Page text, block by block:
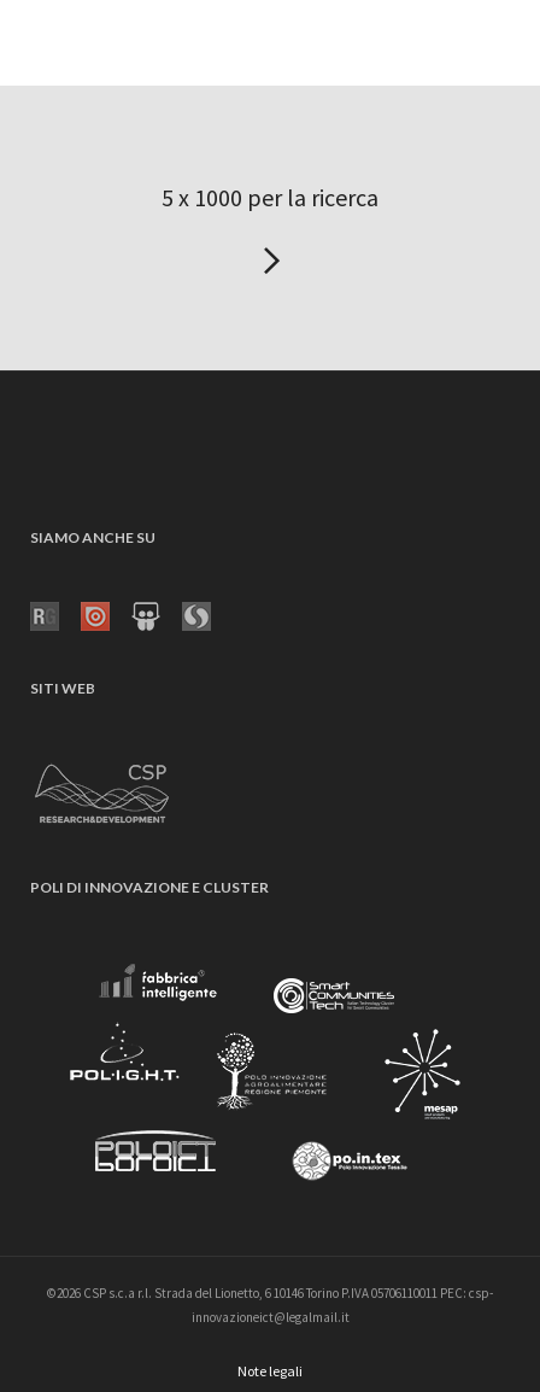
5 x 1000 per la ricerca
SIAMO ANCHE SU
SITI WEB
POLI DI INNOVAZIONE E CLUSTER
©2026 CSP s.c.a r.l. Strada del Lionetto, 6 10146 Torino P.IVA 05706110011 PEC: csp-
innovazioneict@legalmail.it
Note legali